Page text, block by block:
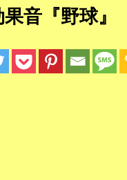
音『野球』